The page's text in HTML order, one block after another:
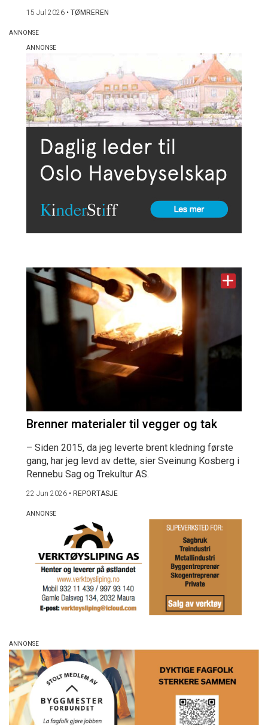
15 Jul 2026 • TØMREREN
Brenner materialer til vegger og tak
– Siden 2015, da jeg leverte brent kledning første
gang, har jeg levd av dette, sier Sveinung Kosberg i
Rennebu Sag og Trekultur AS.
22 Jun 2026 • REPORTASJE